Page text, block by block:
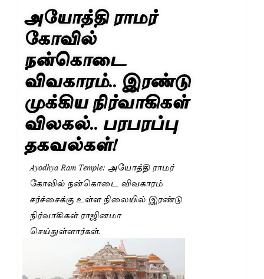
அயோத்தி ராமர்
கோவில்
நன்கொடை
விவகாரம்.. இரண்டு
முக்கிய நிர்வாகிகள்
விலகல்.. பரபரப்பு
தகவல்கள்!
Ayodhya Ram Temple: அயோத்தி ராமர்
கோவில் நன்கொடை விவகாரம்
சர்ச்சைக்கு உள்ள நிலையில் இரண்டு
நிர்வாகிகள் ராஜினமா
செய்துள்ளார்கள்.